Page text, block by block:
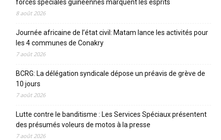
forces spéciales guinéennes marquent les esprits
8 août 2026
Journée africaine de l’état civil: Matam lance les activités pour
les 4 communes de Conakry
7 août 2026
BCRG: La délégation syndicale dépose un préavis de grève de
10 jours
7 août 2026
Lutte contre le banditisme : Les Services Spéciaux présentent
des présumés voleurs de motos à la presse
7 août 2026